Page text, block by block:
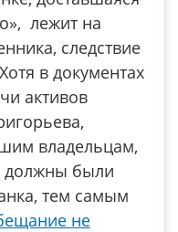
лежит на
следствие
в документах
активов
владельцам,
должны были
тем самым
не